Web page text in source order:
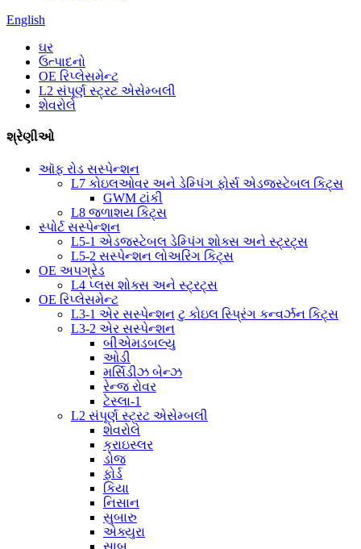
English
ઘર
ઉત્પાદનો
OE રિપ્લેસમેન્ટ
L2 સંપૂર્ણ સ્ટ્રટ એસેમ્બલી
શેવરોલે
શ્રેણીઓ
ઑફ રોડ સસ્પેન્શન
L7 કોઇલઓવર અને ડેમ્પિંગ ફોર્સ એડજસ્ટેબલ કિટ્સ
GWM ટાંકી
L8 જળાશય કિટ્સ
સ્પોર્ટ સસ્પેન્શન
L5-1 એડજસ્ટેબલ ડેમ્પિંગ શોક્સ અને સ્ટ્રટ્સ
L5-2 સસ્પેન્શન લોઅરિંગ કિટ્સ
OE અપગ્રેડ
L4 પ્લસ શોક્સ અને સ્ટ્રટ્સ
OE રિપ્લેસમેન્ટ
L3-1 એર સસ્પેન્શન ટુ કોઇલ સ્પ્રિંગ કન્વર્ઝન કિટ્સ
L3-2 એર સસ્પેન્શન
બીએમડબલ્યુ
ઓડી
મર્સિડીઝ બેન્ઝ
રેન્જ રોવર
ટેસ્લા-1
L2 સંપૂર્ણ સ્ટ્રટ એસેમ્બલી
શેવરોલે
ક્રાઇસ્લર
ડોજ
ફોર્ડ
કિયા
નિસાન
સુબારુ
એક્યુરા
સાબ